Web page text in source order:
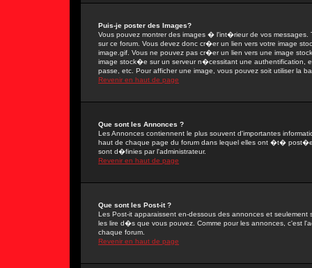
Puis-je poster des Images?
Vous pouvez montrer des images � l'int�rieur de vos messages.
sur ce forum. Vous devez donc cr�er un lien vers votre image
image.gif. Vous ne pouvez pas cr�er un lien vers une image
image stock�e sur un serveur n�cessitant une authentification,
passe, etc. Pour afficher une image, vous pouvez soit utiliser la
Revenir en haut de page
Que sont les Annonces ?
Les Annonces contiennent le plus souvent d'importantes
haut de chaque page du forum dans lequel elles ont �t�
sont d�finies par l'administrateur.
Revenir en haut de page
Que sont les Post-it ?
Les Post-it apparaissent en-dessous des annonces et
les lire d�s que vous pouvez. Comme pour les annonces, c'est
chaque forum.
Revenir en haut de page